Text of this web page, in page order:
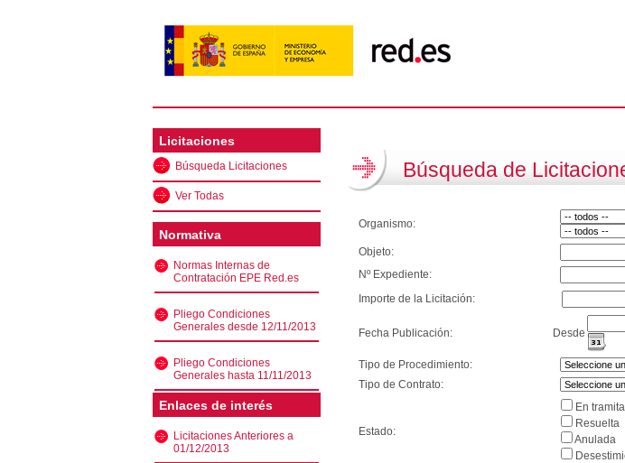
Licitaciones
Búsqueda Licitaciones
Ver Todas
Normativa
Normas Internas de
Contratación EPE Red.es
Pliego Condiciones
Generales desde 12/11/2013
Pliego Condiciones
Generales hasta 11/11/2013
Enlaces de interés
Licitaciones Anteriores a
01/12/2013
Búsqueda de
Organismo:
Objeto:
Nº Expediente:
Importe de la Licitación:
Fecha Publicación: Desde
Tipo de Procedimiento:
Tipo de Contrato:
Estado:
En
Resuelta
Anulada